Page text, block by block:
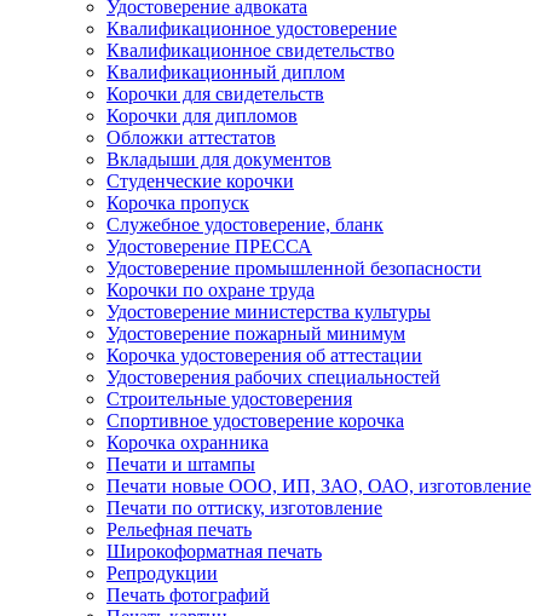
Удостоверение адвоката
Квалификационное удостоверение
Квалификационное свидетельство
Квалификационный диплом
Корочки для свидетельств
Корочки для дипломов
Обложки аттестатов
Вкладыши для документов
Студенческие корочки
Корочка пропуск
Служебное удостоверение, бланк
Удостоверение ПРЕССА
Удостоверение промышленной безопасности
Корочки по охране труда
Удостоверение министерства культуры
Удостоверение пожарный минимум
Корочка удостоверения об аттестации
Удостоверения рабочих специальностей
Строительные удостоверения
Спортивное удостоверение корочка
Корочка охранника
Печати и штампы
Печати новые ООО, ИП, ЗАО, ОАО, изготовление
Печати по оттиску, изготовление
Рельефная печать
Широкоформатная печать
Репродукции
Печать фотографий